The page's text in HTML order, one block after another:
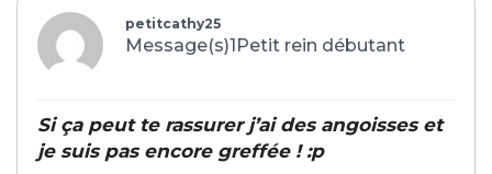
petitcathy25
Message(s)1Petit rein débutant
Si ça peut te rassurer j’ai des angoisses et
je suis pas encore greffée ! :p